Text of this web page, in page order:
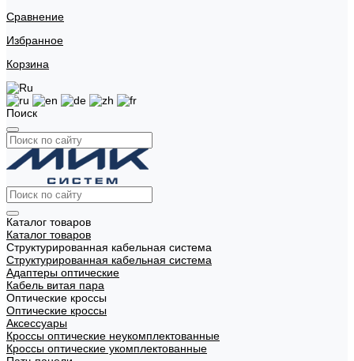
Сравнение
Избранное
Корзина
Поиск
Каталог товаров
Каталог товаров
Структурированная кабельная система
Структурированная кабельная система
Адаптеры оптические
Кабель витая пара
Оптические кроссы
Оптические кроссы
Аксессуары
Кроссы оптические неукомплектованные
Кроссы оптические укомплектованные